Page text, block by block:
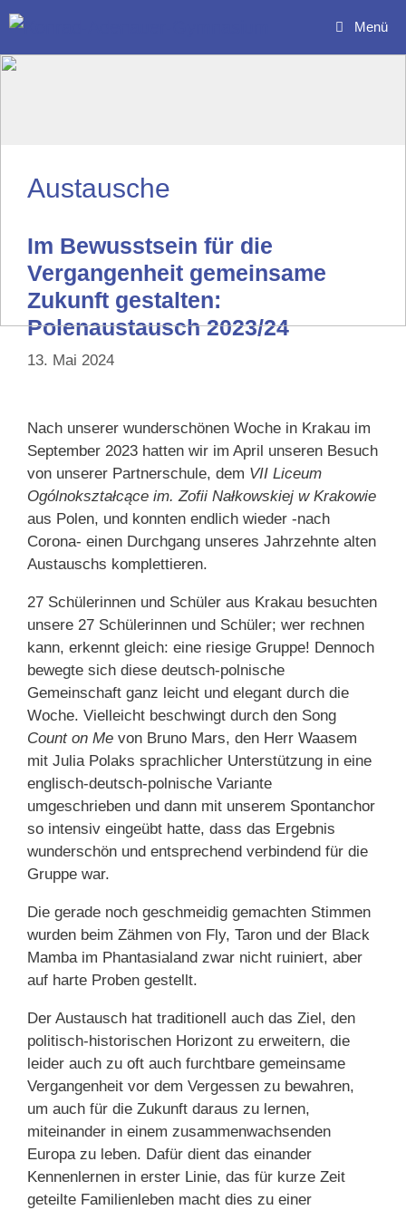
Zum
Inhalt
springen
Menü
Austausche
Im Bewusstsein für die
Vergangenheit gemeinsame
Zukunft gestalten:
Polenaustausch 2023/24
13. Mai 2024
Nach unserer wunderschönen Woche in Krakau im
September 2023 hatten wir im April unseren Besuch
von unserer Partnerschule, dem VII Liceum
Ogólnokształcące im. Zofii Nałkowskiej w Krakowie
aus Polen, und konnten endlich wieder -nach
Corona- einen Durchgang unseres Jahrzehnte alten
Austauschs komplettieren.
27 Schülerinnen und Schüler aus Krakau besuchten
unsere 27 Schülerinnen und Schüler; wer rechnen
kann, erkennt gleich: eine riesige Gruppe! Dennoch
bewegte sich diese deutsch-polnische
Gemeinschaft ganz leicht und elegant durch die
Woche. Vielleicht beschwingt durch den Song
Count on Me von Bruno Mars, den Herr Waasem
mit Julia Polaks sprachlicher Unterstützung in eine
englisch-deutsch-polnische Variante
umgeschrieben und dann mit unserem Spontanchor
so intensiv eingeübt hatte, dass das Ergebnis
wunderschön und entsprechend verbindend für die
Gruppe war.
Die gerade noch geschmeidig gemachten Stimmen
wurden beim Zähmen von Fly, Taron und der Black
Mamba im Phantasialand zwar nicht ruiniert, aber
auf harte Proben gestellt.
Der Austausch hat traditionell auch das Ziel, den
politisch-historischen Horizont zu erweitern, die
leider auch zu oft auch furchtbare gemeinsame
Vergangenheit vor dem Vergessen zu bewahren,
um auch für die Zukunft daraus zu lernen,
miteinander in einem zusammenwachsenden
Europa zu leben. Dafür dient das einander
Kennenlernen in erster Linie, das für kurze Zeit
geteilte Familienleben macht dies zu einer